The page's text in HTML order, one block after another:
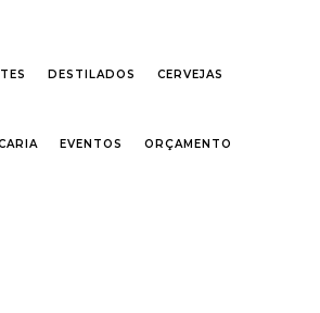
DESTILADOS CERVEJAS
EVENTOS ORÇAMENTO